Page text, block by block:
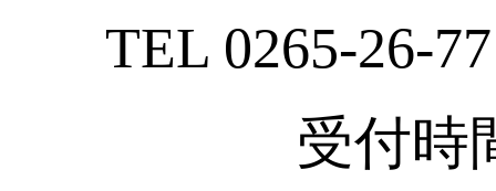
TEL 0265-26-
受付時